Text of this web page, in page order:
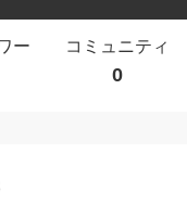
ー コミュニティ
0